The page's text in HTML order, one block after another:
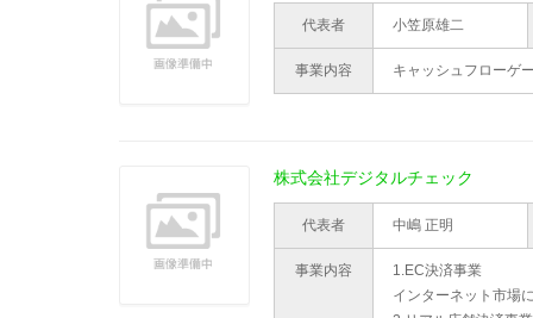
代表者 小笠原雄二
事業内容 キャッシュフローゲ
株式会社デジタルチェック
代表者 中嶋 正明
事業内容
1.EC決済事業
インターネット市場